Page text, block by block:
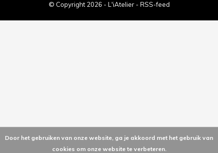
© Copyright 2026 - L'iAtelier - RSS-feed
Door het gebruiken van onze website, ga je akkoord met het gebruik van
cookies om onze website te verbeteren.